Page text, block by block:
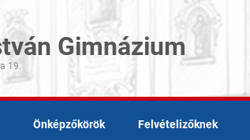
Gimnázium
19.
Önképzőkörök Felvételizőknek